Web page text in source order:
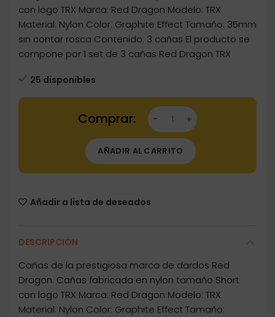
con logo TRX Marca: Red Dragon Modelo: TRX
Material: Nylon Color: Graphite Effect Tamaño: 35mm
sin contar rosca Contenido: 3 cañas El producto se
compone por 1 set de 3 cañas Red Dragon TRX
25 disponibles
Dartstore Cañas Red Dragon Shaft TRX
AÑADIR AL CARRITO
Añadir a lista de deseados
DESCRIPCIÓN
Cañas de la prestigiosa marca de dardos Red
Dragon. Cañas fabricada en nylon tamaño Short
con logo TRX Marca: Red Dragon Modelo: TRX
Material: Nylon Color: Graphite Effect Tamaño: